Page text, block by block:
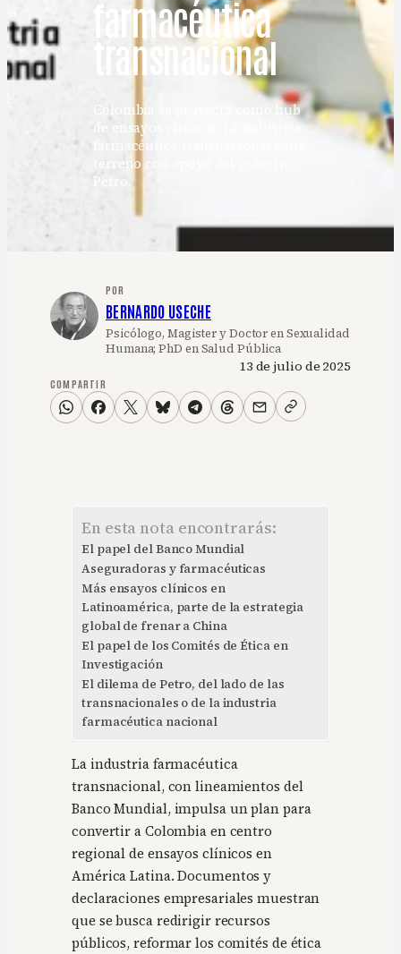
farmacéutica
transnacional
Colombia se proyecta como hub
de ensayos clínicos. La industria
farmacéutica transnacional gana
terreno con apoyo del gobierno
Petro.
POR
BERNARDO USECHE
Psicólogo, Magister y Doctor en Sexualidad
Humana; PhD en Salud Pública
13 de julio de 2025
COMPARTIR
En esta nota encontrarás:
El papel del Banco Mundial
Aseguradoras y farmacéuticas
Más ensayos clínicos en
Latinoamérica, parte de la estrategia
global de frenar a China
El papel de los Comités de Ética en
Investigación
El dilema de Petro, del lado de las
transnacionales o de la industria
farmacéutica nacional
La industria farmacéutica
transnacional, con lineamientos del
Banco Mundial, impulsa un plan para
convertir a Colombia en centro
regional de ensayos clínicos en
América Latina. Documentos y
declaraciones empresariales muestran
que se busca redirigir recursos
públicos, reformar los comités de ética